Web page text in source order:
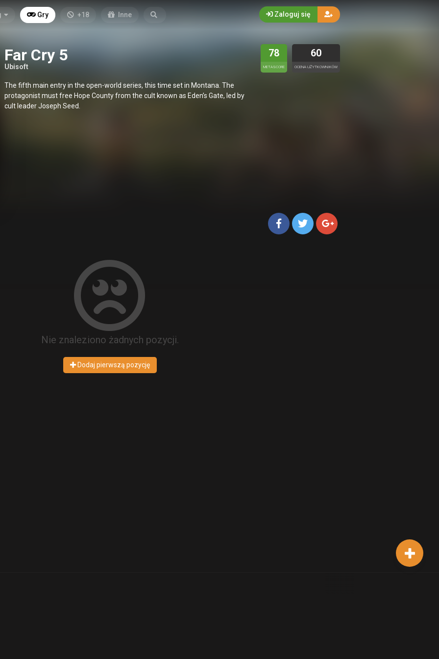
Gry +18 Inne Zaloguj się
Far Cry 5
Ubisoft
78
METASCORE
60
OCENA UŻYTKOWNIKÓW
The fifth main entry in the open-world series, this time set in Montana. The
protagonist must free Hope County from the cult known as Eden’s Gate, led by
cult leader Joseph Seed.
Nie znaleziono żadnych pozycji.
Dodaj pierwszą pozycję